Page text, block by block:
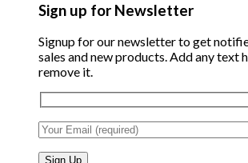
Sign up for Newsletter
Signup for our newsletter to get
sales and new products. Add any text
remove it.